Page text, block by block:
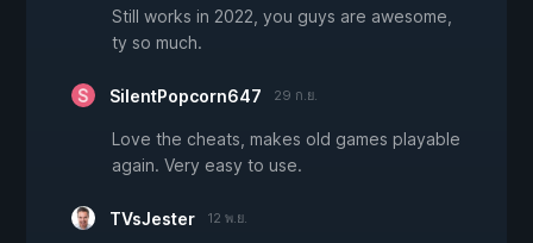
Still works in 2022, you guys are awesome,
ty so much.
SilentPopcorn647 29 ก.ย.
Love the cheats, makes old games playable
again. Very easy to use.
TVsJester 12 พ.ย.